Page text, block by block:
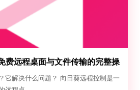
费远程桌面与文件传输的完整操
它解决什么问题？ 向日葵远程控制是一